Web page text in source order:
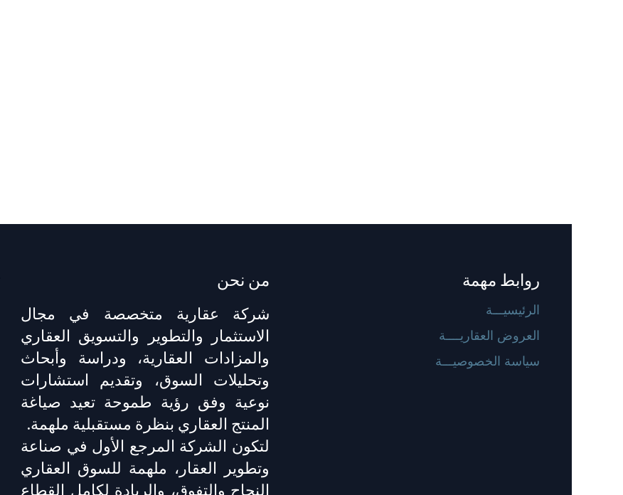
روابط مهمة
الرئيسيـــة
العروض العقاريــــة
سياسة الخصوصيـــة
من نحن
شركة عقارية متخصصة في مجال
الاستثمار والتطوير والتسويق العقاري
والمزادات العقارية، ودراسة وأبحاث
وتحليلات السوق، وتقديم استشارات
نوعية وفق رؤية طموحة تعيد صياغة
المنتج العقاري بنظرة مستقبلية ملهمة.
لتكون الشركة المرجع الأول في صناعة
وتطوير العقار، ملهمة للسوق العقاري
النجاح والتفوق، والريادة لكامل القطاع